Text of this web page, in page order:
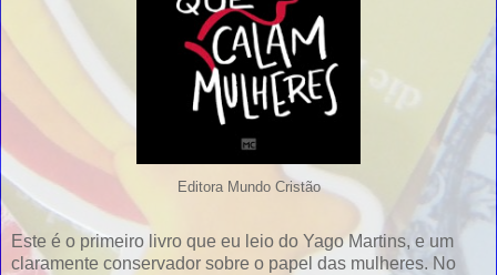
Editora Mundo Cristão
Este é o primeiro livro que eu leio do Yago Martins, e um
claramente conservador sobre o papel das mulheres. No